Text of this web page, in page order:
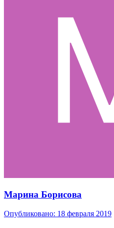
Марина Борисова
Опубликовано: 18 февраля 2019